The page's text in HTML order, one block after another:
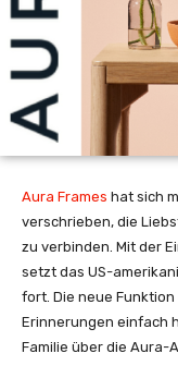
Aura Frames hat sich
verschrieben, die
zu verbinden. Mit der
setzt das US-
fort. Die neue
Erinnerungen einfach
Familie über die Aura-